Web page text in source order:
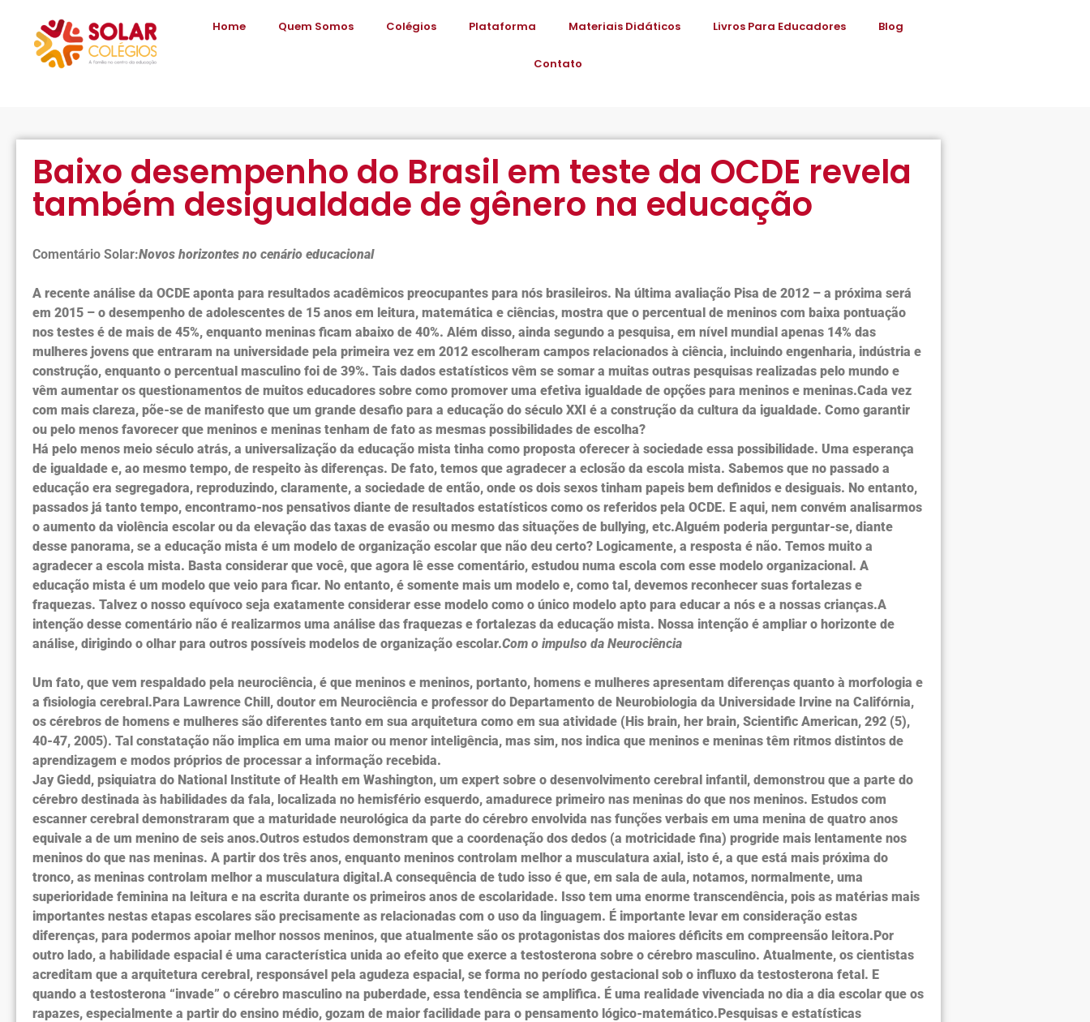
Home Quem Somos Colégios Plataforma Materiais Didáticos Livros Para Educadores Blog
Contato
Baixo desempenho do Brasil em teste da OCDE revela
também desigualdade de gênero na educação
Comentário Solar:Novos horizontes no cenário educacional
A recente análise da OCDE aponta para resultados acadêmicos preocupantes para nós brasileiros. Na última avaliação Pisa de 2012 – a próxima será
em 2015 – o desempenho de adolescentes de 15 anos em leitura, matemática e ciências, mostra que o percentual de meninos com baixa pontuação
nos testes é de mais de 45%, enquanto meninas ficam abaixo de 40%. Além disso, ainda segundo a pesquisa, em nível mundial apenas 14% das
mulheres jovens que entraram na universidade pela primeira vez em 2012 escolheram campos relacionados à ciência, incluindo engenharia, indústria e
construção, enquanto o percentual masculino foi de 39%. Tais dados estatísticos vêm se somar a muitas outras pesquisas realizadas pelo mundo e
vêm aumentar os questionamentos de muitos educadores sobre como promover uma efetiva igualdade de opções para meninos e meninas.Cada vez
com mais clareza, põe-se de manifesto que um grande desafio para a educação do século XXI é a construção da cultura da igualdade. Como garantir
ou pelo menos favorecer que meninos e meninas tenham de fato as mesmas possibilidades de escolha?
Há pelo menos meio século atrás, a universalização da educação mista tinha como proposta oferecer à sociedade essa possibilidade. Uma esperança
de igualdade e, ao mesmo tempo, de respeito às diferenças. De fato, temos que agradecer a eclosão da escola mista. Sabemos que no passado a
educação era segregadora, reproduzindo, claramente, a sociedade de então, onde os dois sexos tinham papeis bem definidos e desiguais. No entanto,
passados já tanto tempo, encontramo-nos pensativos diante de resultados estatísticos como os referidos pela OCDE. E aqui, nem convém analisarmos
o aumento da violência escolar ou da elevação das taxas de evasão ou mesmo das situações de bullying, etc.Alguém poderia perguntar-se, diante
desse panorama, se a educação mista é um modelo de organização escolar que não deu certo? Logicamente, a resposta é não. Temos muito a
agradecer a escola mista. Basta considerar que você, que agora lê esse comentário, estudou numa escola com esse modelo organizacional. A
educação mista é um modelo que veio para ficar. No entanto, é somente mais um modelo e, como tal, devemos reconhecer suas fortalezas e
fraquezas. Talvez o nosso equívoco seja exatamente considerar esse modelo como o único modelo apto para educar a nós e a nossas crianças.A
intenção desse comentário não é realizarmos uma análise das fraquezas e fortalezas da educação mista. Nossa intenção é ampliar o horizonte de
análise, dirigindo o olhar para outros possíveis modelos de organização escolar.Com o impulso da Neurociência
Um fato, que vem respaldado pela neurociência, é que meninos e meninos, portanto, homens e mulheres apresentam diferenças quanto à morfologia e
a fisiologia cerebral.Para Lawrence Chill, doutor em Neurociência e professor do Departamento de Neurobiologia da Universidade Irvine na Califórnia,
os cérebros de homens e mulheres são diferentes tanto em sua arquitetura como em sua atividade (His brain, her brain, Scientific American, 292 (5),
40-47, 2005). Tal constatação não implica em uma maior ou menor inteligência, mas sim, nos indica que meninos e meninas têm ritmos distintos de
aprendizagem e modos próprios de processar a informação recebida.
Jay Giedd, psiquiatra do National Institute of Health em Washington, um expert sobre o desenvolvimento cerebral infantil, demonstrou que a parte do
cérebro destinada às habilidades da fala, localizada no hemisfério esquerdo, amadurece primeiro nas meninas do que nos meninos. Estudos com
escanner cerebral demonstraram que a maturidade neurológica da parte do cérebro envolvida nas funções verbais em uma menina de quatro anos
equivale a de um menino de seis anos.Outros estudos demonstram que a coordenação dos dedos (a motricidade fina) progride mais lentamente nos
meninos do que nas meninas. A partir dos três anos, enquanto meninos controlam melhor a musculatura axial, isto é, a que está mais próxima do
tronco, as meninas controlam melhor a musculatura digital.A consequência de tudo isso é que, em sala de aula, notamos, normalmente, uma
superioridade feminina na leitura e na escrita durante os primeiros anos de escolaridade. Isso tem uma enorme transcendência, pois as matérias mais
importantes nestas etapas escolares são precisamente as relacionadas com o uso da linguagem. É importante levar em consideração estas
diferenças, para podermos apoiar melhor nossos meninos, que atualmente são os protagonistas dos maiores déficits em compreensão leitora.Por
outro lado, a habilidade espacial é uma característica unida ao efeito que exerce a testosterona sobre o cérebro masculino. Atualmente, os cientistas
acreditam que a arquitetura cerebral, responsável pela agudeza espacial, se forma no período gestacional sob o influxo da testosterona fetal. E
quando a testosterona “invade” o cérebro masculino na puberdade, essa tendência se amplifica. É uma realidade vivenciada no dia a dia escolar que os
rapazes, especialmente a partir do ensino médio, gozam de maior facilidade para o pensamento lógico-matemático.Pesquisas e estatísticas